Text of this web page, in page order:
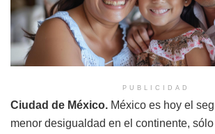
PUBLICIDAD
Ciudad de México. México es hoy el
menor desigualdad en el continente,